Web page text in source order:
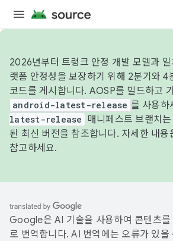
2026년부터 트렁크 안정 개발 모델과
랫폼 안정성을 보장하기 위해 2분기와 4
코드를 게시합니다. AOSP를 빌드하고
android-latest-release 를 사용하
latest-release
매니페스트 브랜치
된 최신 버전을 참조합니다. 자세한 내용
참고하세요.
Google은 AI 기술을 사용하여 콘텐츠를
로 번역합니다. AI 번역에는 오류가 있을